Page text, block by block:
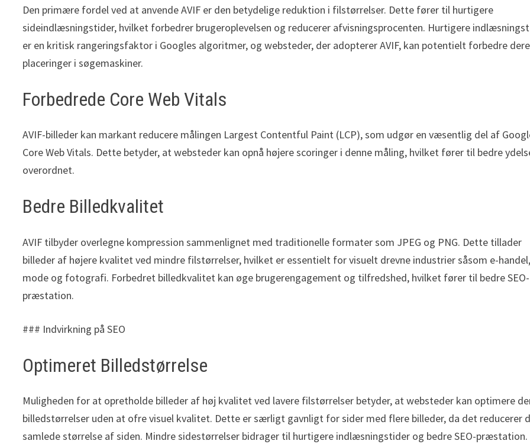
Den primære fordel ved at anvende AVIF er den betydelige reduktion i filstørrelser. Dette fører til hurtigere
sideindlæsningstider, hvilket forbedrer brugeroplevelsen og reducerer afvisningsprocenten. Hurtigere
er en kritisk rangeringsfaktor i Googles algoritmer, og websteder, der adopterer AVIF, kan potentielt forbedre
placeringer i søgemaskiner.
Forbedrede Core Web Vitals
AVIF-billeder kan markant reducere målingen Largest Contentful Paint (LCP), som udgør en væsentlig del af
Core Web Vitals. Dette betyder, at websteder kan opnå højere scoringer i denne måling, hvilket fører til bedre
overordnet.
Bedre Billedkvalitet
AVIF tilbyder overlegne kompression sammenlignet med traditionelle formater som JPEG og PNG. Dette tillader
billeder af højere kvalitet ved mindre filstørrelser, hvilket er essentielt for visuelt drevne industrier såsom e-
mode og fotografi. Forbedret billedkvalitet kan øge brugerengagement og tilfredshed, hvilket fører til bedre SEO-
præstation.
### Indvirkning på SEO
Optimeret Billedstørrelse
Muligheden for at opretholde billeder af høj kvalitet ved lavere filstørrelser betyder, at websteder kan optimere
billedstørrelser uden at ofre visuel kvalitet. Dette er særligt gavnligt for sider med flere billeder, da det reducerer
samlede størrelse af siden. Mindre sidestørrelser bidrager til hurtigere indlæsningstider og bedre SEO-præstation.